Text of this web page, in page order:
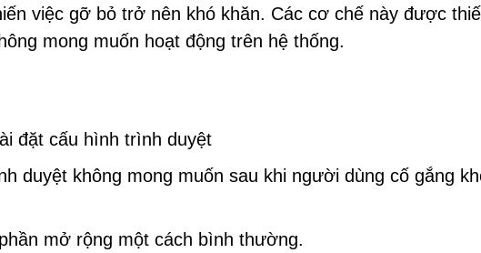
việc gỡ bỏ trở nên khó khăn. Các cơ chế này được
mong muốn hoạt động trên hệ thống.
đặt cấu hình trình duyệt
duyệt không mong muốn sau khi người dùng cố gắng
mở rộng một cách bình thường.